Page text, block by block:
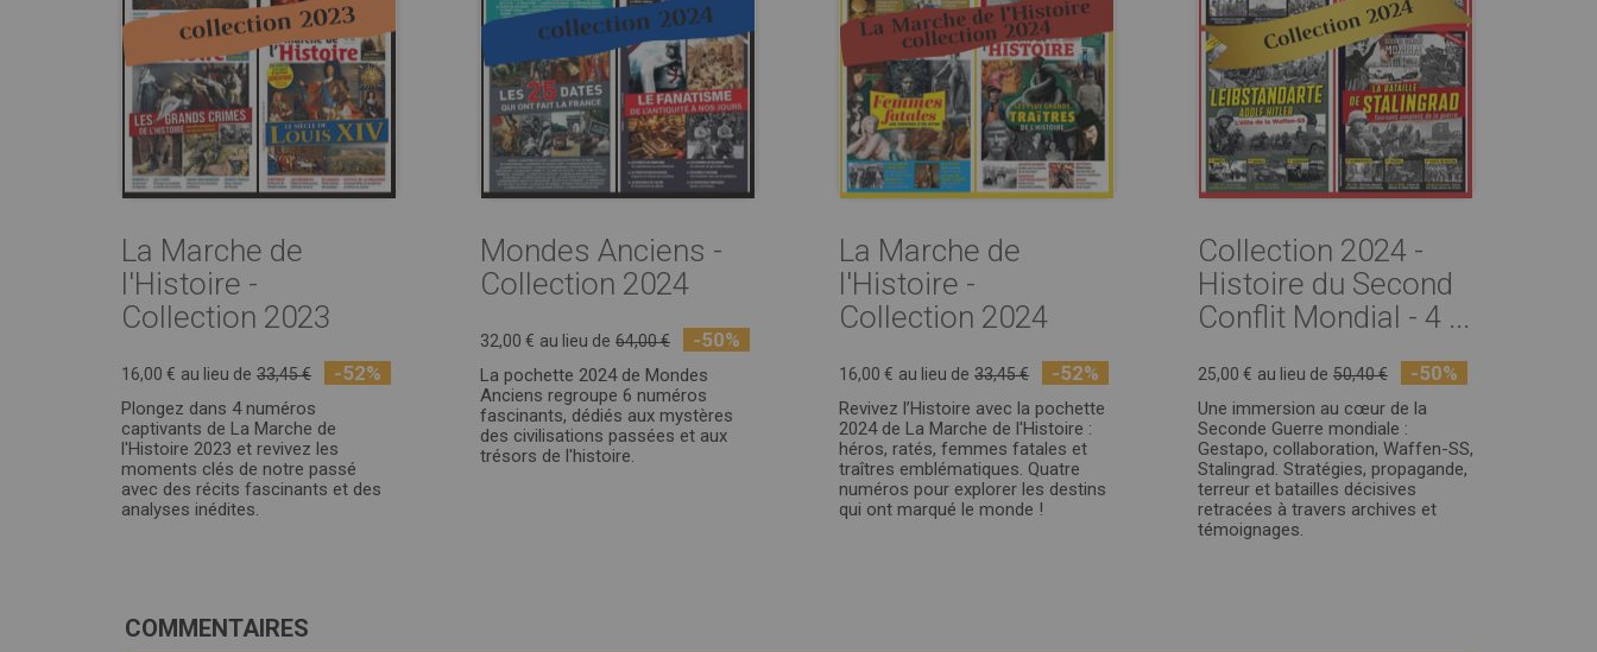
La Marche de
l'Histoire -
Collection 2023
16,00 € au lieu de 33,45 € -52%
Plongez dans 4 numéros
captivants de La Marche de
l'Histoire 2023 et revivez les
moments clés de notre passé
avec des récits fascinants et des
analyses inédites.
Mondes Anciens -
Collection 2024
32,00 € au lieu de 64,00 € -50%
La pochette 2024 de Mondes
Anciens regroupe 6 numéros
fascinants, dédiés aux mystères
des civilisations passées et aux
trésors de l'histoire.
La Marche de
l'Histoire -
Collection 2024
16,00 € au lieu de 33,45 € -52%
Revivez l’Histoire avec la pochette
2024 de La Marche de l'Histoire :
héros, ratés, femmes fatales et
traîtres emblématiques. Quatre
numéros pour explorer les destins
qui ont marqué le monde !
Collection 2024 -
Histoire du Second
Conflit Mondial - 4 ...
25,00 € au lieu de 50,40 € -50%
Une immersion au cœur de la
Seconde Guerre mondiale :
Gestapo, collaboration, Waffen-SS,
Stalingrad. Stratégies, propagande,
terreur et batailles décisives
retracées à travers archives et
témoignages.
COMMENTAIRES